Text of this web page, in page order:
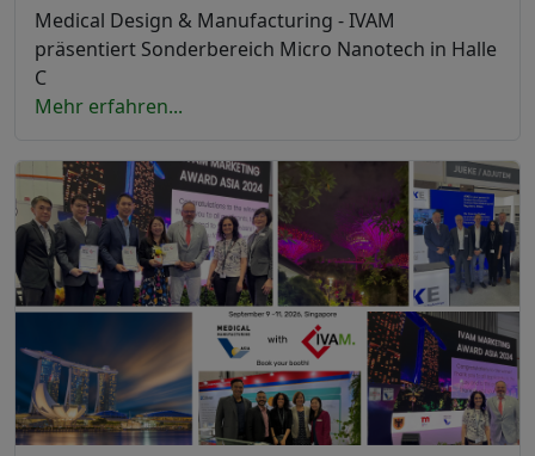
Medical Design & Manufacturing - IVAM
präsentiert Sonderbereich Micro Nanotech in Halle
C
Mehr erfahren...